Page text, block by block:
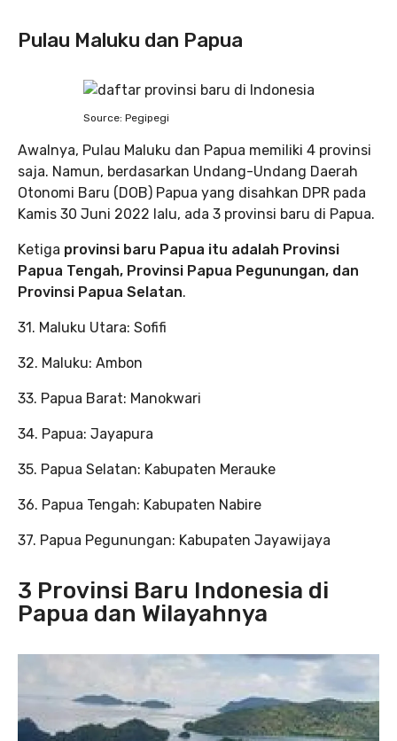
Pulau Maluku dan Papua
Source: Pegipegi
Awalnya, Pulau Maluku dan Papua memiliki 4 provinsi
saja. Namun, berdasarkan Undang-Undang Daerah
Otonomi Baru (DOB) Papua yang disahkan DPR pada
Kamis 30 Juni 2022 lalu, ada 3 provinsi baru di Papua.
Ketiga provinsi baru Papua itu adalah Provinsi
Papua Tengah, Provinsi Papua Pegunungan, dan
Provinsi Papua Selatan.
31. Maluku Utara: Sofifi
32. Maluku: Ambon
33. Papua Barat: Manokwari
34. Papua: Jayapura
35. Papua Selatan: Kabupaten Merauke
36. Papua Tengah: Kabupaten Nabire
37. Papua Pegunungan: Kabupaten Jayawijaya
3 Provinsi Baru Indonesia di
Papua dan Wilayahnya